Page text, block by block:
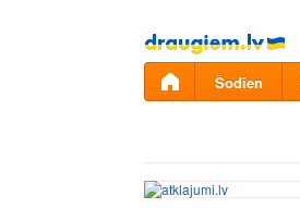
Pāriet
uz
saturu
Šodien